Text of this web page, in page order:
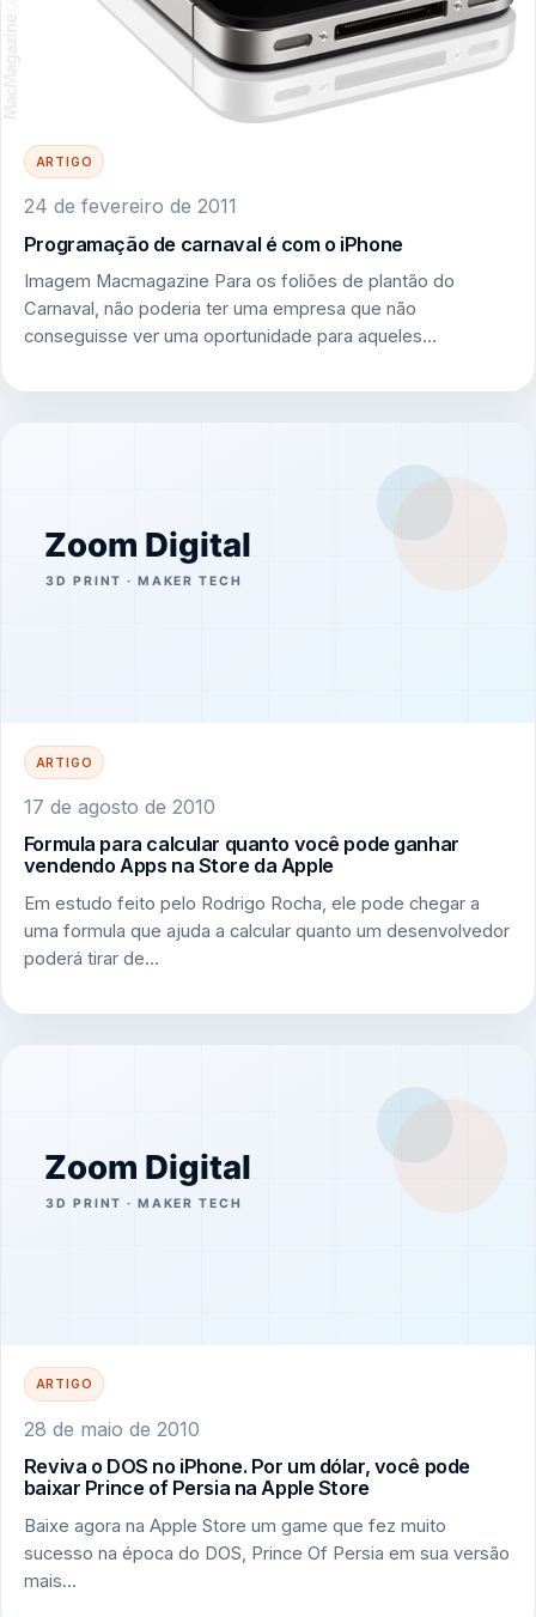
ARTIGO
24 de fevereiro de 2011
Programação de carnaval é com o iPhone
Imagem Macmagazine Para os foliões de plantão do
Carnaval, não poderia ter uma empresa que não
conseguisse ver uma oportunidade para aqueles…
ARTIGO
17 de agosto de 2010
Formula para calcular quanto você pode ganhar
vendendo Apps na Store da Apple
Em estudo feito pelo Rodrigo Rocha, ele pode chegar a
uma formula que ajuda a calcular quanto um desenvolvedor
poderá tirar de…
ARTIGO
28 de maio de 2010
Reviva o DOS no iPhone. Por um dólar, você pode
baixar Prince of Persia na Apple Store
Baixe agora na Apple Store um game que fez muito
sucesso na época do DOS, Prince Of Persia em sua versão
mais…